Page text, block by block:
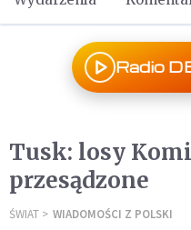
Radio
Tusk: losy
przesądzone
ŚWIAT WIADOMOŚCI Z POLSKI